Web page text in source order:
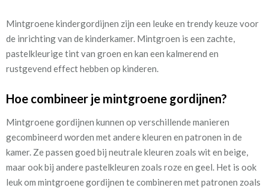
Mintgroene kindergordijnen zijn een leuke en trendy keuze voor
de inrichting van de kinderkamer. Mintgroen is een zachte,
pastelkleurige tint van groen en kan een kalmerend en
rustgevend effect hebben op kinderen.
Hoe combineer je mintgroene gordijnen?
Mintgroene gordijnen kunnen op verschillende manieren
gecombineerd worden met andere kleuren en patronen in de
kamer. Ze passen goed bij neutrale kleuren zoals wit en beige,
maar ook bij andere pastelkleuren zoals roze en geel. Het is ook
leuk om mintgroene gordijnen te combineren met patronen zoals